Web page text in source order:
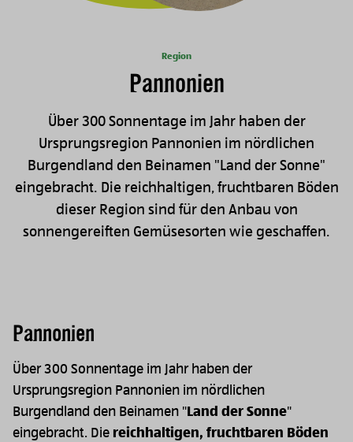
Region
Pannonien
Über 300 Sonnentage im Jahr haben der
Ursprungsregion Pannonien im nördlichen
Burgendland den Beinamen "Land der Sonne"
eingebracht. Die reichhaltigen, fruchtbaren Böden
dieser Region sind für den Anbau von
sonnengereiften Gemüsesorten wie geschaffen.
Pannonien
Über 300 Sonnentage im Jahr haben der
Ursprungsregion Pannonien im nördlichen
Burgendland den Beinamen " Land der Sonne"
eingebracht. Die reichhaltigen, fruchtbaren Böden